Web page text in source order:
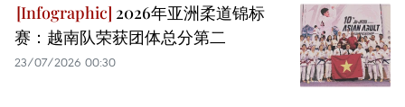
2026年亚洲柔道锦标
赛：越南队荣获团体总分第二
23/07/2026 00:30